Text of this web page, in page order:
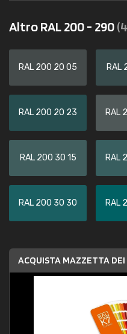
Altro RAL 200 - 290
RAL 200 20 05 RAL
RAL 200 20 23 RAL
RAL 200 30 15 RAL
RAL 200 30 30 RAL
ACQUISTA MAZZETTA DEI